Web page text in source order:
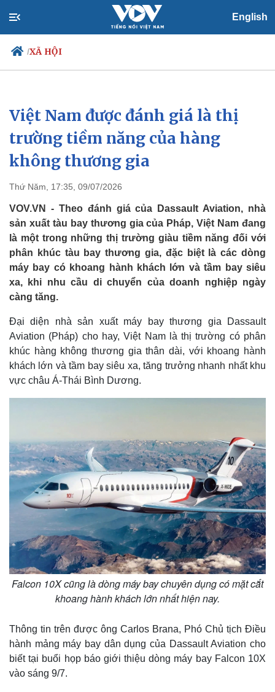
English
/XÃ HỘI
Chính trị
Đảng
Tổ chức nhân sự
Quốc hội
Nhận diện sự thật
Xã hội
Tin 24h
Dự báo thời tiết
Việt Nam được đánh giá là thị
trường tiềm năng của hàng
không thương gia
Thứ Năm, 17:35, 09/07/2026
VOV.VN - Theo đánh giá của Dassault Aviation, nhà
sản xuất tàu bay thương gia của Pháp, Việt Nam đang
là một trong những thị trường giàu tiềm năng đối với
phân khúc tàu bay thương gia, đặc biệt là các dòng
máy bay có khoang hành khách lớn và tầm bay siêu
xa, khi nhu cầu di chuyển của doanh nghiệp ngày
càng tăng.
Đại diện nhà sản xuất máy bay thương gia Dassault
Aviation (Pháp) cho hay, Việt Nam là thị trường có phân
khúc hàng không thương gia thân dài, với khoang hành
khách lớn và tầm bay siêu xa, tăng trưởng nhanh nhất khu
vực châu Á-Thái Bình Dương.
Falcon 10X cũng là dòng máy bay chuyên dụng có mặt cắt
khoang hành khách lớn nhất hiện nay.
Thông tin trên được ông Carlos Brana, Phó Chủ tịch Điều
hành mảng máy bay dân dụng của Dassault Aviation cho
biết tại buổi họp báo giới thiệu dòng máy bay Falcon 10X
vào sáng 9/7.